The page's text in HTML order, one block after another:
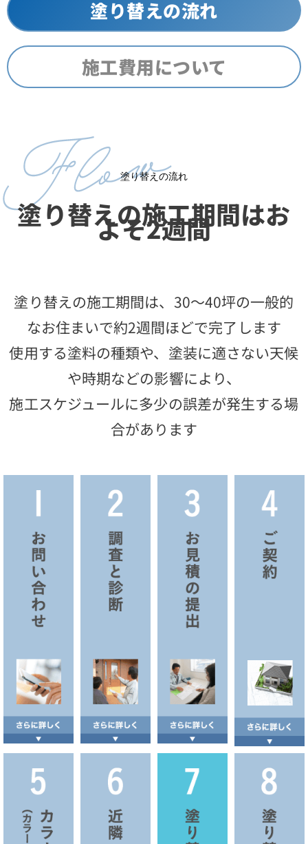
塗り替えの流れ
施工費用について
塗り替えの流れ
塗り替えの施工期間はお
よそ2週間
塗り替えの施工期間は、30〜40坪の一般的
なお住まいで約2週間ほどで完了します
使用する塗料の種類や、塗装に適さない天候
や時期などの影響により、
施工スケジュールに多少の誤差が発生する場
合があります